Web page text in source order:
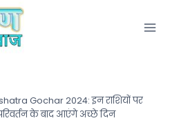
Gochar 2024: इन राशियों पर
के बाद आएंगे अच्छे दिन